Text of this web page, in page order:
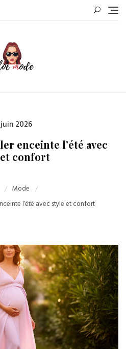
Posted
2026
enceinte l’été avec
confort
Mode
l’été avec style et confort